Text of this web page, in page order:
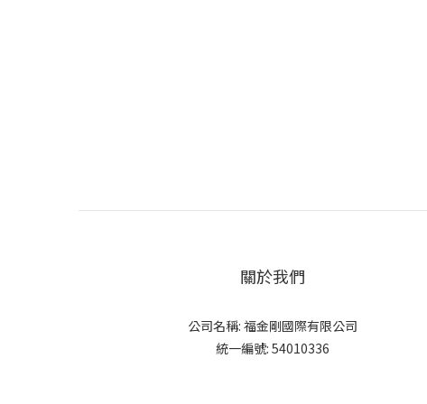
關於我們
公司名稱: 福金剛國際有限公司
統一編號: 54010336